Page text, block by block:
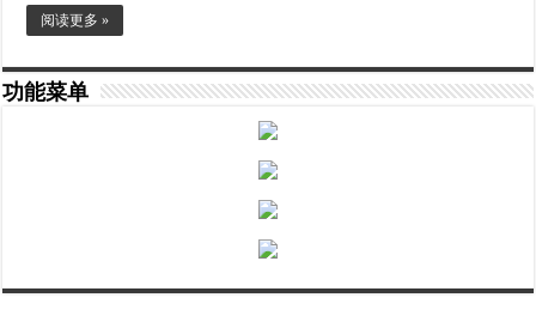
阅读更多 »
功能菜单